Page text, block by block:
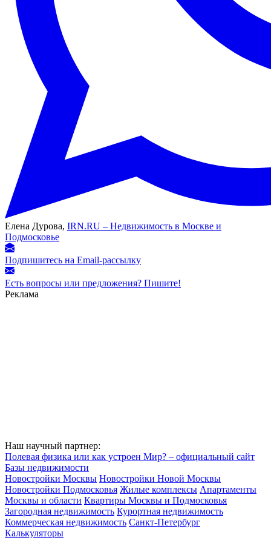
Елена Дурова, IRN.RU – Недвижимость в Москве и
Подмосковье
Подпишитесь на Email-рассылку
Есть вопросы или предложения? Пишите!
Реклама
Наш научный партнер:
Полевая физика или как устроен Мир? – официальный сайт
Базы недвижимости
Новостройки Москвы Новостройки Новой Москвы
Новостройки Подмосковья Жилые комплексы Апартаменты
Москвы и области Квартиры Москвы и Подмосковья
Загородная недвижимость Курортная недвижимость
Коммерческая недвижимость Санкт-Петербург
Калькуляторы